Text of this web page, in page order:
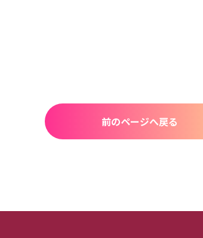
前のページへ戻る